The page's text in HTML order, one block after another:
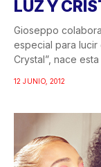
LUZ Y
Gioseppo
especial para lucir
Crystal”, nace
12 JUNIO, 2012